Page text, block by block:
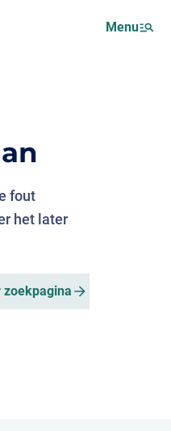
Menu
fout
het later
zoekpagina